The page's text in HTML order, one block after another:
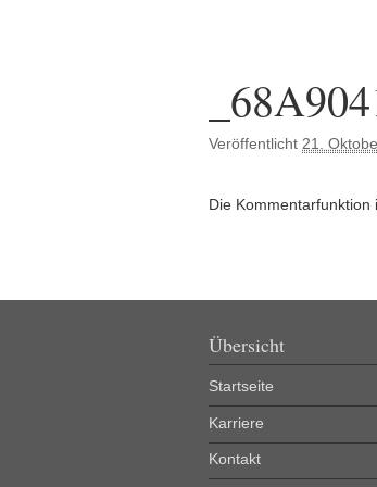
Veröffentlicht 21.
Die Kommentarfunktion
Übersicht
Startseite
Karriere
Kontakt